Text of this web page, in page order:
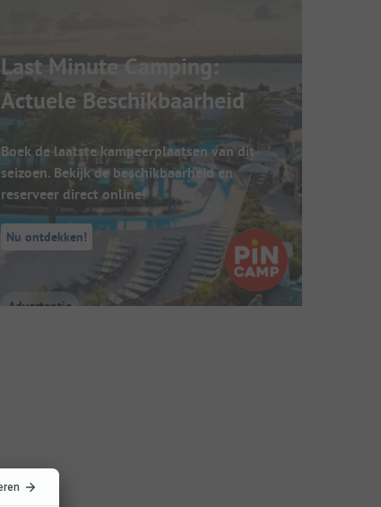
Last Minute Camping:
Actuele Beschikbaarheid
Boek de laatste kampeerplaatsen van dit
seizoen. Bekijk de beschikbaarheid en
reserveer direct online!
Nu ontdekken!